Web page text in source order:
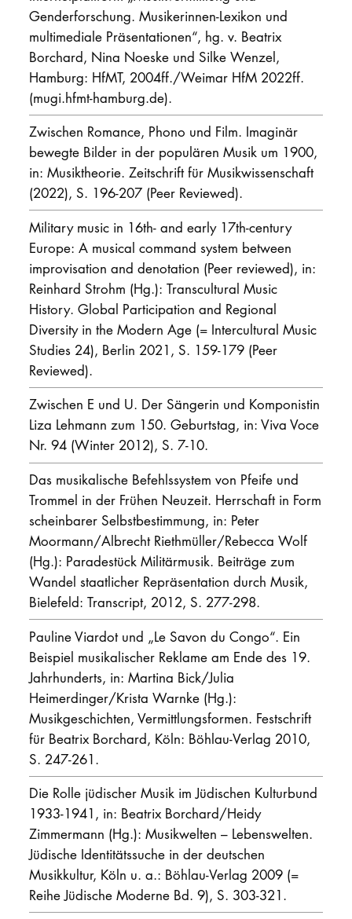
Genderforschung. Musikerinnen-Lexikon und
multimediale Präsentationen“, hg. v. Beatrix
Borchard, Nina Noeske und Silke Wenzel,
Hamburg: HfMT, 2004ff./Weimar HfM 2022ff.
(mugi.hfmt-hamburg.de).
Zwischen Romance, Phono und Film. Imaginär
bewegte Bilder in der populären Musik um 1900,
in: Musiktheorie. Zeitschrift für Musikwissenschaft
(2022), S. 196-207 (Peer Reviewed).
Military music in 16th- and early 17th-century
Europe: A musical command system between
improvisation and denotation (Peer reviewed), in:
Reinhard Strohm (Hg.): Transcultural Music
History. Global Participation and Regional
Diversity in the Modern Age (= Intercultural Music
Studies 24), Berlin 2021, S. 159-179 (Peer
Reviewed).
Zwischen E und U. Der Sängerin und Komponistin
Liza Lehmann zum 150. Geburtstag, in: Viva Voce
Nr. 94 (Winter 2012), S. 7-10.
Das musikalische Befehlssystem von Pfeife und
Trommel in der Frühen Neuzeit. Herrschaft in Form
scheinbarer Selbstbestimmung, in: Peter
Moormann/Albrecht Riethmüller/Rebecca Wolf
(Hg.): Paradestück Militärmusik. Beiträge zum
Wandel staatlicher Repräsentation durch Musik,
Bielefeld: Transcript, 2012, S. 277-298.
Pauline Viardot und „Le Savon du Congo“. Ein
Beispiel musikalischer Reklame am Ende des 19.
Jahrhunderts, in: Martina Bick/Julia
Heimerdinger/Krista Warnke (Hg.):
Musikgeschichten, Vermittlungsformen. Festschrift
für Beatrix Borchard, Köln: Böhlau-Verlag 2010,
S. 247-261.
Die Rolle jüdischer Musik im Jüdischen Kulturbund
1933-1941, in: Beatrix Borchard/Heidy
Zimmermann (Hg.): Musikwelten – Lebenswelten.
Jüdische Identitätssuche in der deutschen
Musikkultur, Köln u. a.: Böhlau-Verlag 2009 (=
Reihe Jüdische Moderne Bd. 9), S. 303-321.